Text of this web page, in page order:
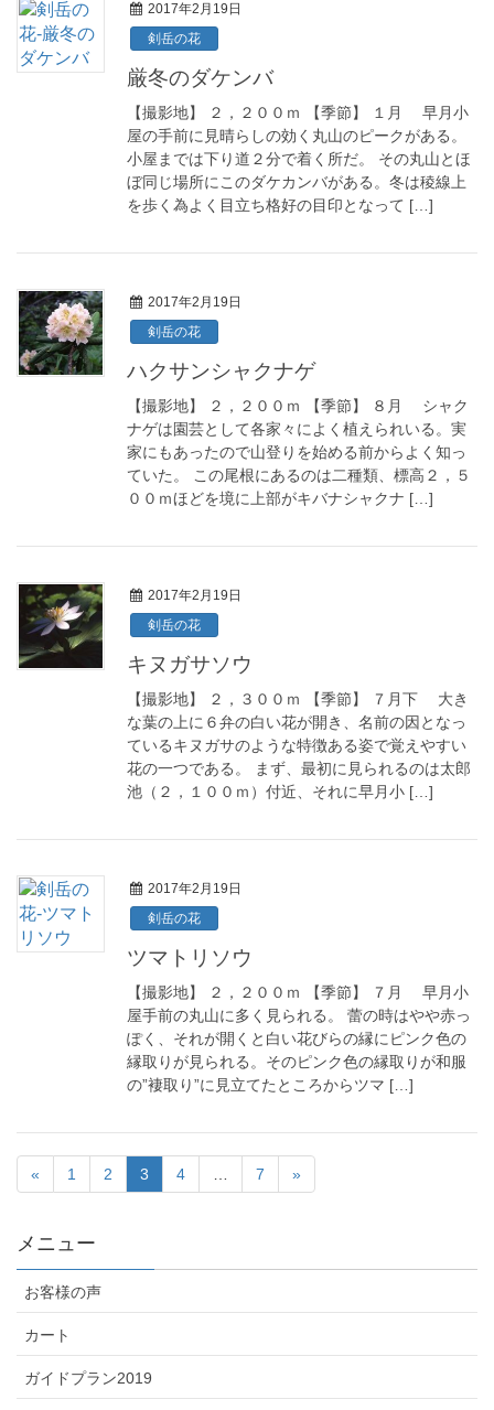
2017年2月19日
剣岳の花
厳冬のダケンバ
【撮影地】 ２，２００ｍ 【季節】 １月 早月小
屋の手前に見晴らしの効く丸山のピークがある。
小屋までは下り道２分で着く所だ。 その丸山とほ
ぼ同じ場所にこのダケカンバがある。冬は稜線上
を歩く為よく目立ち格好の目印となって […]
2017年2月19日
剣岳の花
ハクサンシャクナゲ
【撮影地】 ２，２００ｍ 【季節】 ８月 シャク
ナゲは園芸として各家々によく植えられいる。実
家にもあったので山登りを始める前からよく知っ
ていた。 この尾根にあるのは二種類、標高２，５
００ｍほどを境に上部がキバナシャクナ […]
2017年2月19日
剣岳の花
キヌガサソウ
【撮影地】 ２，３００ｍ 【季節】 ７月下 大き
な葉の上に６弁の白い花が開き、名前の因となっ
ているキヌガサのような特徴ある姿で覚えやすい
花の一つである。 まず、最初に見られるのは太郎
池（２，１００ｍ）付近、それに早月小 […]
2017年2月19日
剣岳の花
ツマトリソウ
【撮影地】 ２，２００ｍ 【季節】 ７月 早月小
屋手前の丸山に多く見られる。 蕾の時はやや赤っ
ぽく、それが開くと白い花びらの縁にピンク色の
縁取りが見られる。そのピンク色の縁取りが和服
の”褄取り”に見立てたところからツマ […]
« 1 2 3 4 7 »
メニュー
お客様の声
カート
ガイドプラン2019